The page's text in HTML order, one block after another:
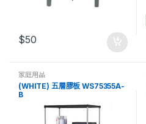
$50
家庭用品
(WHITE) 五層膠板 WS75355A-
B